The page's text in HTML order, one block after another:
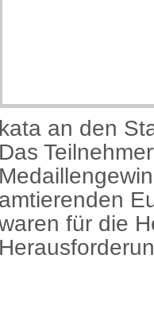
kata an den
Das
amtierenden
für die